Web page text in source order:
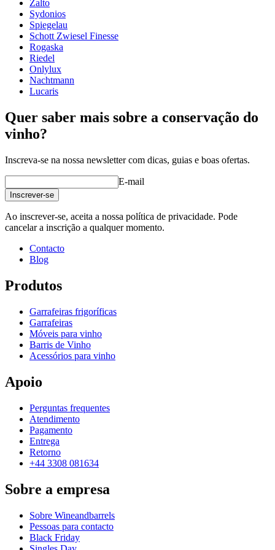
Decantadora elegante e bruta de uma marca líder de artigos de
vidro.
Feito à mão
Produzido utilizando o vidro Titanium Crystal da Zwiesel
para uma resistência e durabilidade superiores.
Leia o nosso guia para lavar os seus copos de vinho aqui.
gravaçãoNão
Zalto
Sydonios
Spiegelau
Schott Zwiesel Finesse
Rogaska
Riedel
Onlylux
Nachtmann
Lucaris
Quer saber mais sobre a conservação do
vinho?
Inscreva-se na nossa newsletter com dicas, guias e boas ofertas.
E-mail
Inscrever-se
Ao inscrever-se, aceita a nossa política de privacidade. Pode
cancelar a inscrição a qualquer momento.
Contacto
Blog
Produtos
Garrafeiras frigoríficas
Garrafeiras
Móveis para vinho
Barris de Vinho
Acessórios para vinho
Apoio
Perguntas frequentes
Atendimento
Pagamento
Entrega
Retorno
+44 3308 081634
Sobre a empresa
Sobre Wineandbarrels
Pessoas para contacto
Black Friday